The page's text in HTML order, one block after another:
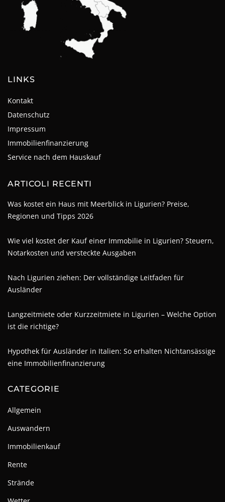
LINKS
Kontakt
Datenschutz
Impressum
Immobilienfinanzierung
Service nach dem Hauskauf
ARTICOLI RECENTI
Was kostet ein Haus mit Meerblick in Ligurien? Preise,
Regionen und Tipps 2026
Wie viel kostet der Kauf einer Immobilie in Ligurien? Steuern,
Notarkosten und versteckte Ausgaben
Nach Ligurien ziehen: Der vollständige Leitfaden für
Ausländer
Langzeitmiete oder Kurzzeitmiete in Ligurien – Welche Option
ist die richtige?
Hypothek für Ausländer in Italien: So erhalten Nichtansässige
eine Immobilienfinanzierung
CATEGORIE
Allgemein
Auswandern
Immobilienkauf
Rente
Strände